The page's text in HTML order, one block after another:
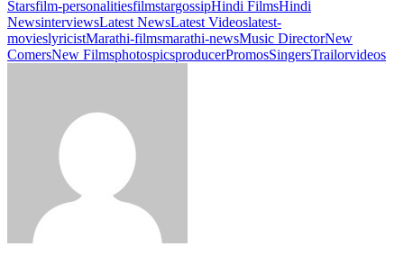
Starsfilm-personalitiesfilmstargossipHindi FilmsHindi
NewsinterviewsLatest NewsLatest Videoslatest-
movieslyricistMarathi-filmsmarathi-newsMusic DirectorNew
ComersNew FilmsphotospicsproducerPromosSingersTrailorvideos